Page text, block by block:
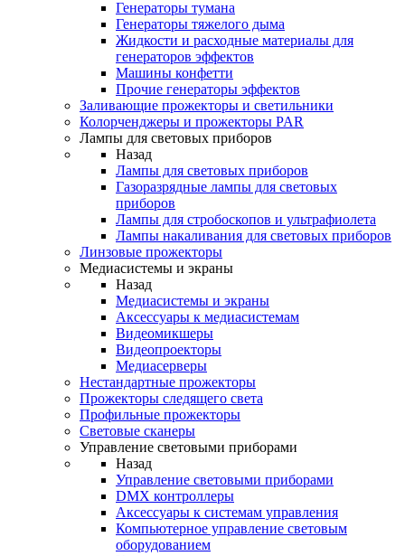
Генераторы тумана
Генераторы тяжелого дыма
Жидкости и расходные материалы для
генераторов эффектов
Машины конфетти
Прочие генераторы эффектов
Заливающие прожекторы и светильники
Колорченджеры и прожекторы PAR
Лампы для световых приборов
Назад
Лампы для световых приборов
Газоразрядные лампы для световых
приборов
Лампы для стробоскопов и ультрафиолета
Лампы накаливания для световых приборов
Линзовые прожекторы
Медиасистемы и экраны
Назад
Медиасистемы и экраны
Аксессуары к медиасистемам
Видеомикшеры
Видеопроекторы
Медиасерверы
Нестандартные прожекторы
Прожекторы следящего света
Профильные прожекторы
Световые сканеры
Управление световыми приборами
Назад
Управление световыми приборами
DMX контроллеры
Аксессуары к системам управления
Компьютерное управление световым
оборудованием